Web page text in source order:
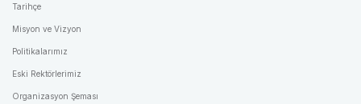
Tarihçe
Misyon ve Vizyon
Politikalarımız
Eski Rektörlerimiz
Organizasyon Şeması